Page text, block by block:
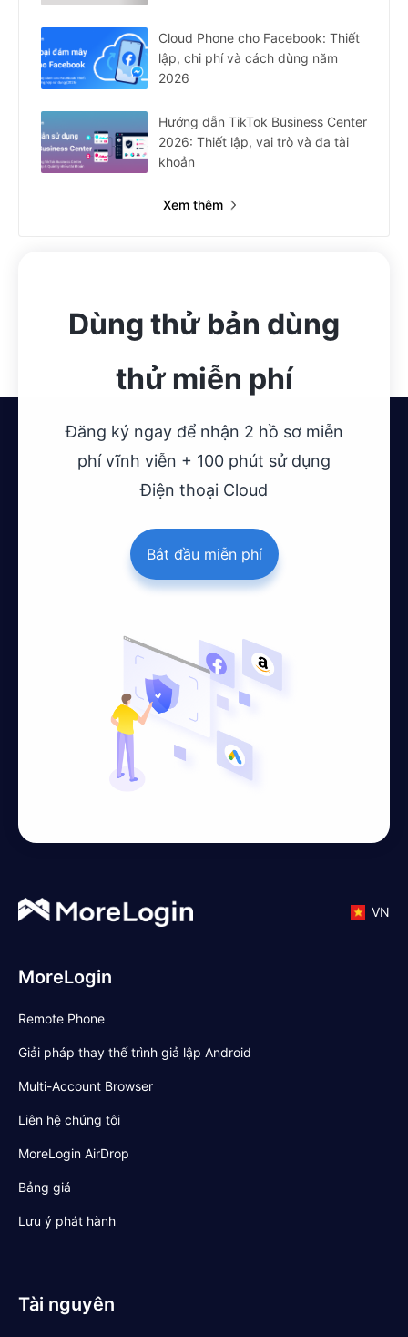
Cloud Phone cho Facebook: Thiết
lập, chi phí và cách dùng năm
2026
Hướng dẫn TikTok Business Center
2026: Thiết lập, vai trò và đa tài
khoản
Xem thêm
Dùng thử bản dùng
thử miễn phí
Đăng ký ngay để nhận 2 hồ sơ miễn
phí vĩnh viễn + 100 phút sử dụng
Điện thoại Cloud
Bắt đầu miễn phí
VN
MoreLogin
Remote Phone
Giải pháp thay thế trình giả lập Android
Multi-Account Browser
Liên hệ chúng tôi
MoreLogin AirDrop
Bảng giá
Lưu ý phát hành
Tài nguyên